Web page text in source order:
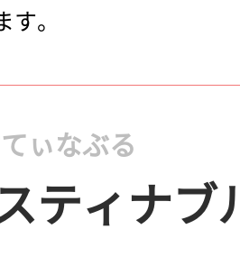
。
ぃなぶる
ティナブ